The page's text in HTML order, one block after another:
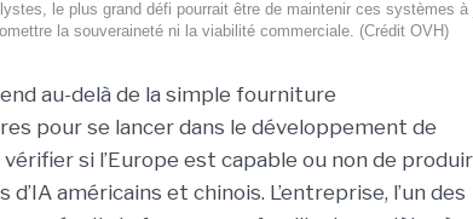
le plus grand défi pourrait être de maintenir ces systèmes à
la souveraineté ni la viabilité commerciale. (Crédit OVH)
au-delà de la simple fourniture
pour se lancer dans le développement de
si l’Europe est capable ou non de
américains et chinois. L’entreprise, l’un des